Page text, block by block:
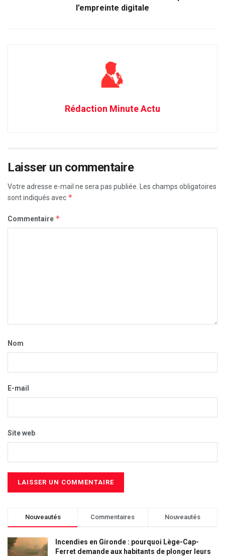
l’empreinte digitale
Rédaction Minute Actu
Laisser un commentaire
Votre adresse e-mail ne sera pas publiée. Les champs obligatoires
sont indiqués avec *
Commentaire *
Nom
E-mail
Site web
Nouveautés Commentaires Nouveautés
Incendies en Gironde : pourquoi Lège-Cap-
Ferret demande aux habitants de plonger leurs